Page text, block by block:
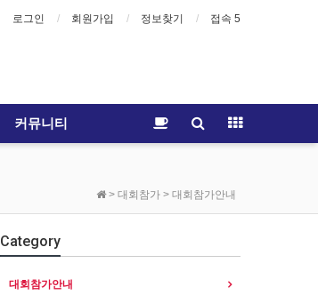
로그인 회원가입 정보찾기 접속 5
커뮤니티
> 대회참가 > 대회참가안내
Category
대회참가안내